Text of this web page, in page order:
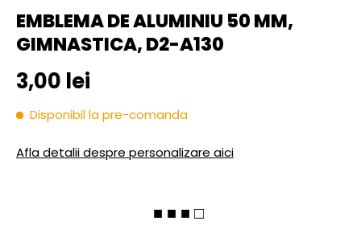
EMBLEMA DE ALUMINIU 50 MM,
GIMNASTICA, D2-A130
Pret initial
3,00 lei
Disponibil la pre-comanda
Afla detalii despre personalizare aici
■ ■ ■ □